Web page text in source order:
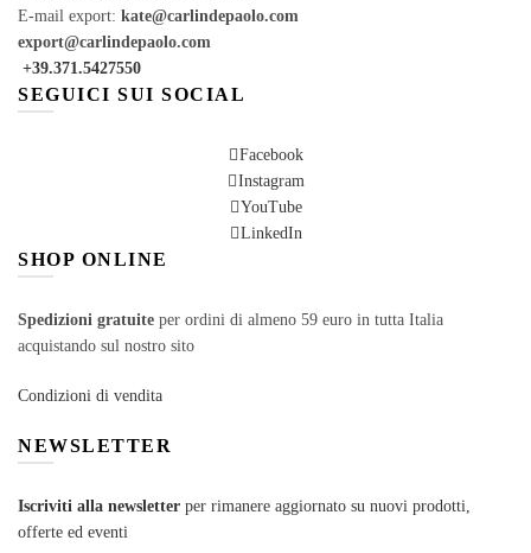
E-mail export: kate@carlindepaolo.com
export@carlindepaolo.com
+39.371.5427550
SEGUICI SUI SOCIAL
Facebook
Instagram
YouTube
LinkedIn
SHOP ONLINE
Spedizioni gratuite per ordini di almeno 59 euro in tutta Italia
acquistando sul nostro sito
Condizioni di vendita
NEWSLETTER
Iscriviti alla newsletter per rimanere aggiornato su nuovi prodotti,
offerte ed eventi